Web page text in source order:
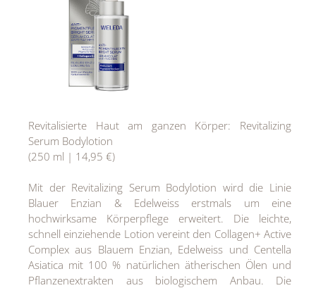
Revitalisierte Haut am ganzen Körper: Revitalizing
Serum Bodylotion
(250 ml | 14,95 €)
Mit der Revitalizing Serum Bodylotion wird die Linie
Blauer Enzian & Edelweiss erstmals um eine
hochwirksame Körperpflege erweitert. Die leichte,
schnell einziehende Lotion vereint den Collagen+ Active
Complex aus Blauem Enzian, Edelweiss und Centella
Asiatica mit 100 % natürlichen ätherischen Ölen und
Pflanzenextrakten aus biologischem Anbau. Die